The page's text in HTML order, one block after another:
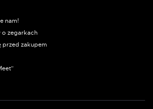
nam!
o zegarkach
przed zakupem